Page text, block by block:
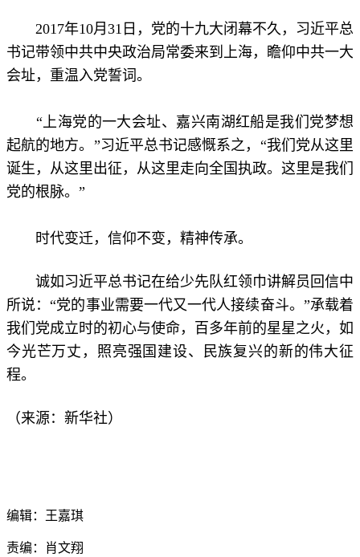
2017年10月31日，党的十九大闭幕不久，习近平总
书记带领中共中央政治局常委来到上海，瞻仰中共一大
会址，重温入党誓词。
“上海党的一大会址、嘉兴南湖红船是我们党梦想
起航的地方。”习近平总书记感慨系之，“我们党从这里
诞生，从这里出征，从这里走向全国执政。这里是我们
党的根脉。”
时代变迁，信仰不变，精神传承。
诚如习近平总书记在给少先队红领巾讲解员回信中
所说：“党的事业需要一代又一代人接续奋斗。”承载着
我们党成立时的初心与使命，百多年前的星星之火，如
今光芒万丈，照亮强国建设、民族复兴的新的伟大征
程。
（来源： 新华社）
编辑：王嘉琪
责编：肖文翔